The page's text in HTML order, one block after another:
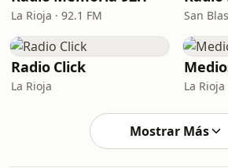
La Rioja · 92.1 FM
Radio Click
La Rioja La Rioja
Mostrar Más